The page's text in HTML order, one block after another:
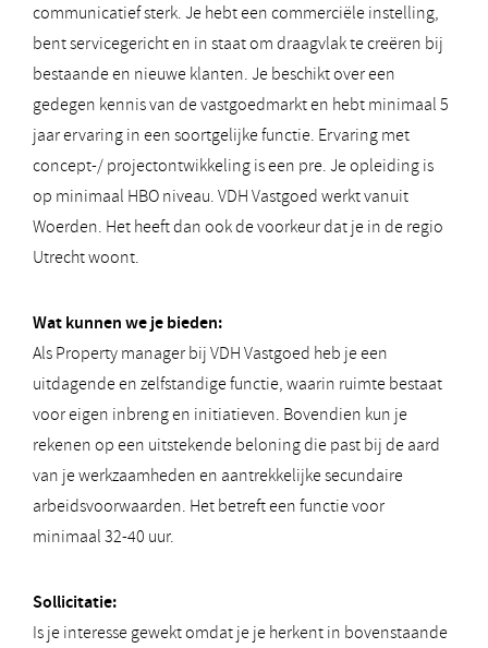
communicatief sterk. Je hebt een commerciële instelling,
bent servicegericht en in staat om draagvlak te creëren bij
bestaande en nieuwe klanten. Je beschikt over een
gedegen kennis van de vastgoedmarkt en hebt minimaal 5
jaar ervaring in een soortgelijke functie. Ervaring met
concept-/ projectontwikkeling is een pre. Je opleiding is
op minimaal HBO niveau. VDH Vastgoed werkt vanuit
Woerden. Het heeft dan ook de voorkeur dat je in de regio
Utrecht woont.
Wat kunnen we je bieden:
Als Property manager bij VDH Vastgoed heb je een
uitdagende en zelfstandige functie, waarin ruimte bestaat
voor eigen inbreng en initiatieven. Bovendien kun je
rekenen op een uitstekende beloning die past bij de aard
van je werkzaamheden en aantrekkelijke secundaire
arbeidsvoorwaarden. Het betreft een functie voor
minimaal 32-40 uur.
Sollicitatie:
Is je interesse gewekt omdat je je herkent in bovenstaande